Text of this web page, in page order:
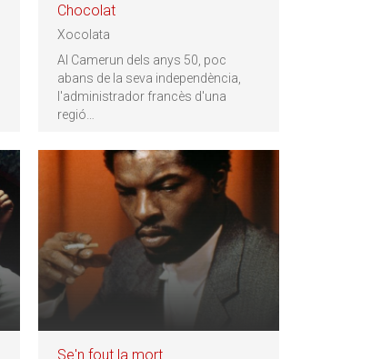
Chocolat
Xocolata
Al Camerun dels anys 50, poc
abans de la seva independència,
l'administrador francès d'una
regió
Se'n fout la mort